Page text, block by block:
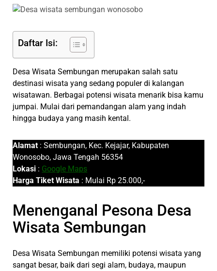
Daftar Isi:
Desa Wisata Sembungan merupakan salah satu
destinasi wisata yang sedang populer di kalangan
wisatawan. Berbagai potensi wisata menarik bisa kamu
jumpai. Mulai dari pemandangan alam yang indah
hingga budaya yang masih kental.
Alamat : Sembungan, Kec. Kejajar, Kabupaten
Wonosobo, Jawa Tengah 56354
Lokasi : Google Maps
Harga Tiket Wisata : Mulai Rp 25.000,-
Menenganal Pesona Desa
Wisata Sembungan
Desa Wisata Sembungan memiliki potensi wisata yang
sangat besar, baik dari segi alam, budaya, maupun